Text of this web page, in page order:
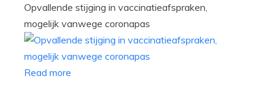
Opvallende stijging in vaccinatieafspraken,
mogelijk vanwege coronapas
Read more